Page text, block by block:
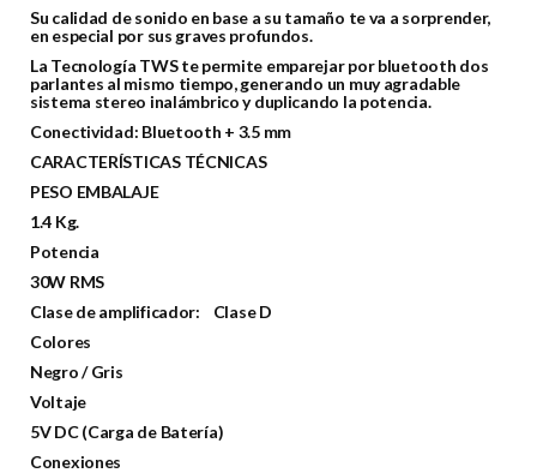
Su calidad de sonido en base a su tamaño te va a sorprender,
en especial por sus graves profundos.
La Tecnología TWS te permite emparejar por bluetooth dos
parlantes al mismo tiempo, generando un muy agradable
sistema stereo inalámbrico y duplicando la potencia.
Conectividad: Bluetooth + 3.5 mm
CARACTERÍSTICAS TÉCNICAS
PESO EMBALAJE
1.4 Kg.
Potencia
30W RMS
Clase de amplificador: Clase D
Colores
Negro / Gris
Voltaje
5V DC (Carga de Batería)
Conexiones